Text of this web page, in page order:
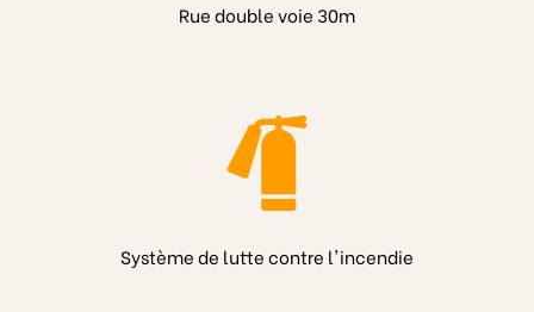
Rue double voie 30m
Système de lutte contre l'incendie